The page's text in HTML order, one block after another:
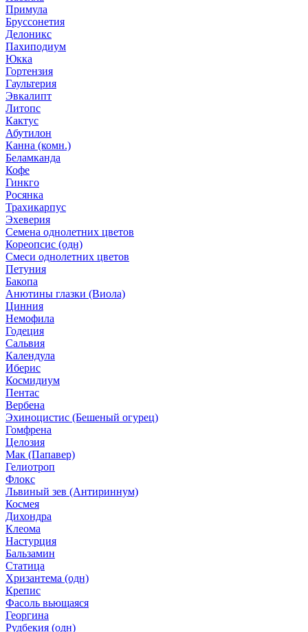
Примула
Бруссонетия
Делоникс
Пахиподиум
Юкка
Гортензия
Гаультерия
Эвкалипт
Литопс
Кактус
Абутилон
Канна (комн.)
Беламканда
Кофе
Гинкго
Росянка
Трахикарпус
Эхеверия
Семена однолетних цветов
Кореопсис (одн)
Смеси однолетних цветов
Петуния
Бакопа
Анютины глазки (Виола)
Цинния
Немофила
Годеция
Сальвия
Календула
Иберис
Космидиум
Пентас
Вербена
Эхиноцистис (Бешеный огурец)
Гомфрена
Целозия
Мак (Папавер)
Гелиотроп
Флокс
Львиный зев (Антириннум)
Космея
Дихондра
Клеома
Настурция
Бальзамин
Статица
Хризантема (одн)
Крепис
Фасоль вьющаяся
Георгина
Рудбекия (одн)